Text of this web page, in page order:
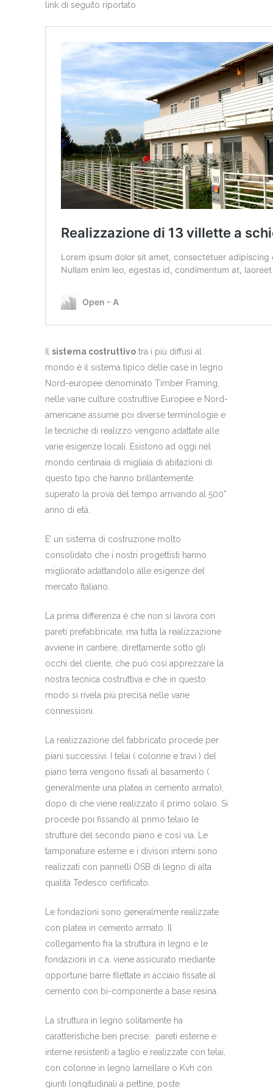
link di seguito riportato
sistema costruttivo tra i più diffusi al
mondo è il sistema tipico delle case in legno
Nord-europee denominato Timber Framing,
nelle varie culture costruttive Europee e Nord-
americane assume poi diverse terminologie e
le tecniche di realizzo vengono adattate alle
varie esigenze locali. Esistono ad oggi nel
mondo centinaia di migliaia di abitazioni di
questo tipo che hanno brillantemente
superato la prova del tempo arrivando al 500°
anno di età.
E’ un sistema di costruzione molto
consolidato che i nostri progettisti hanno
migliorato adattandolo alle esigenze del
mercato Italiano.
La prima differenza è che non si lavora con
pareti prefabbricate, ma tutta la realizzazione
avviene in cantiere, direttamente sotto gli
occhi del cliente, che può così apprezzare la
nostra tecnica costruttiva e che in questo
modo si rivela più precisa nelle varie
connessioni.
La realizzazione del fabbricato procede per
piani successivi. I telai ( colonne e travi ) del
piano terra vengono fissati al basamento (
generalmente una platea in cemento armato),
dopo di che viene realizzato il primo solaio. Si
procede poi fissando al primo telaio le
strutture del secondo piano e così via. Le
tamponature esterne e i divisori interni sono
realizzati con pannelli OSB di legno di alta
qualità Tedesco certificato.
Le fondazioni sono generalmente realizzate
con platea in cemento armato. Il
collegamento fra la struttura in legno e le
fondazioni in c.a. viene assicurato mediante
opportune barre filettate in acciaio fissate al
cemento con bi-componente a base resina.
La struttura in legno solitamente ha
caratteristiche ben precise: pareti esterne e
interne resistenti a taglio e realizzate con telai,
con colonne in legno lamellare o Kvh con
giunti longitudinali a pettine, poste